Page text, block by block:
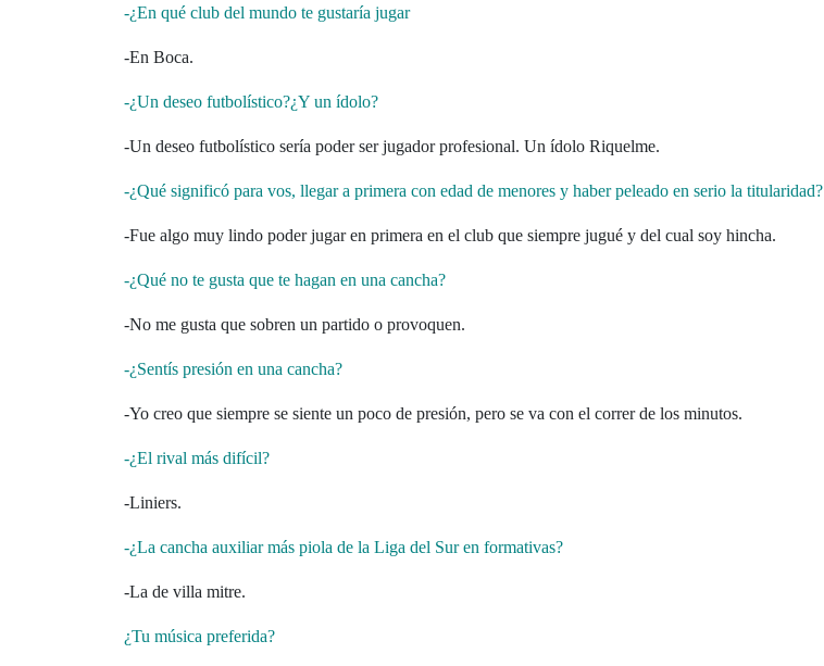
-¿En qué club del mundo te gustaría jugar
-En Boca.
-¿Un deseo futbolístico?¿Y un ídolo?
-Un deseo futbolístico sería poder ser jugador profesional. Un ídolo Riquelme.
-¿Qué significó para vos, llegar a primera con edad de menores y haber peleado en serio la titularidad?
-Fue algo muy lindo poder jugar en primera en el club que siempre jugué y del cual soy hincha.
-¿Qué no te gusta que te hagan en una cancha?
-No me gusta que sobren un partido o provoquen.
-¿Sentís presión en una cancha?
-Yo creo que siempre se siente un poco de presión, pero se va con el correr de los minutos.
-¿El rival más difícil?
-Liniers.
-¿La cancha auxiliar más piola de la Liga del Sur en formativas?
-La de villa mitre.
¿Tu música preferida?